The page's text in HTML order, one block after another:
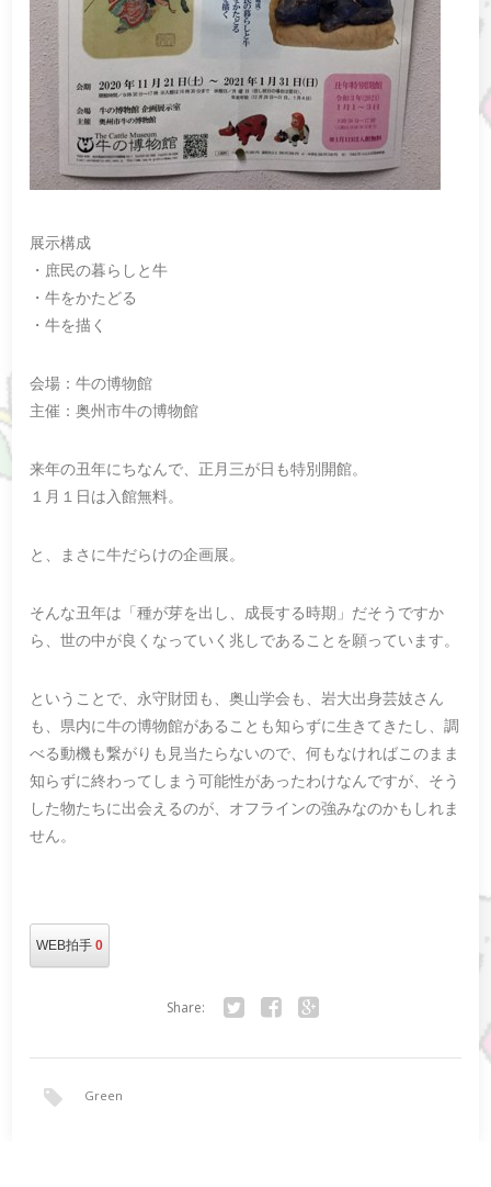
展示構成
・庶民の暮らしと牛
・牛をかたどる
・牛を描く
会場：牛の博物館
主催：奥州市牛の博物館
来年の丑年にちなんで、正月三が日も特別開館。
１月１日は入館無料。
と、まさに牛だらけの企画展。
そんな丑年は「種が芽を出し、成長する時期」だそうですか
ら、世の中が良くなっていく兆しであることを願っています。
ということで、永守財団も、奥山学会も、岩大出身芸妓さん
も、県内に牛の博物館があることも知らずに生きてきたし、調
べる動機も繋がりも見当たらないので、何もなければこのまま
知らずに終わってしまう可能性があったわけなんですが、そう
した物たちに出会えるのが、オフラインの強みなのかもしれま
せん。
WEB拍手0
Share:
Green